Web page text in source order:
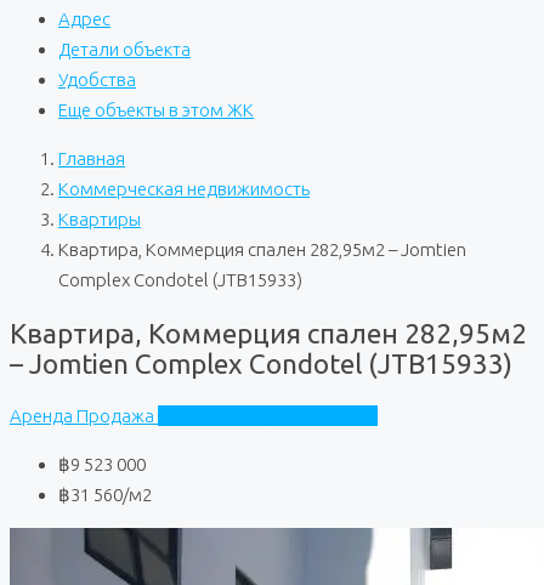
Адрес
Детали объекта
Удобства
Еще объекты в этом ЖК
Главная
Коммерческая недвижимость
Квартиры
Квартира, Коммерция спален 282,95м2 – Jomtien
Complex Condotel (JTB15933)
Квартира, Коммерция спален 282,95м2
– Jomtien Complex Condotel (JTB15933)
Аренда Продажа
฿9 523 000
฿31 560/м2